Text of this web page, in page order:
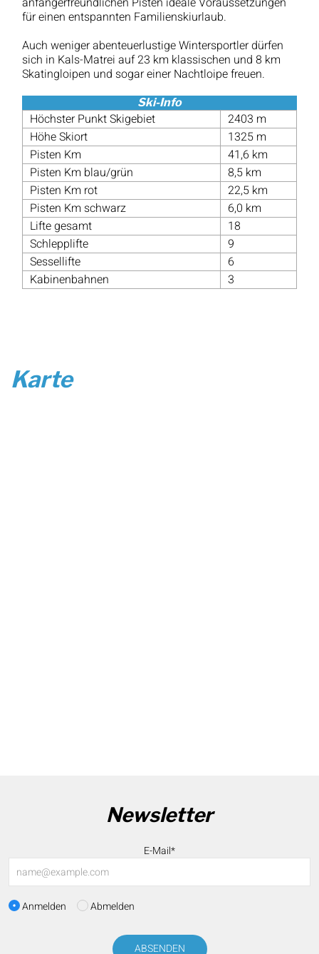
für einen entspannten Familienskiurlaub.
Auch weniger abenteuerlustige Wintersportler dürfen
sich in Kals-Matrei auf 23 km klassischen und 8 km
Skatingloipen und sogar einer Nachtloipe freuen.
Ski-Info
Höchster Punkt Skigebiet
2403 m
Höhe Skiort
1325 m
Pisten Km
41,6 km
Pisten Km blau/grün
8,5 km
Pisten Km rot
22,5 km
Pisten Km schwarz
6,0 km
Lifte gesamt
18
Schlepplifte
9
Sessellifte
6
Kabinenbahnen
3
Karte
Newsletter
E-Mail*
Anmelden Abmelden
ABSENDEN